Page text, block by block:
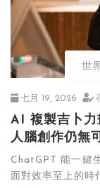
世
七月 19, 2026
AI 複製吉卜力
人腦創作仍無
ChatGPT 能一鍵
面對效率至上的時